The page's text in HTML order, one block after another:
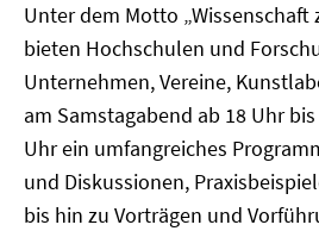
Unter dem Motto „Wissenschaft
bieten Hochschulen und
Unternehmen, Vereine,
am Samstagabend ab 18 Uhr
Uhr ein umfangreiches
und Diskussionen,
bis hin zu Vorträgen und